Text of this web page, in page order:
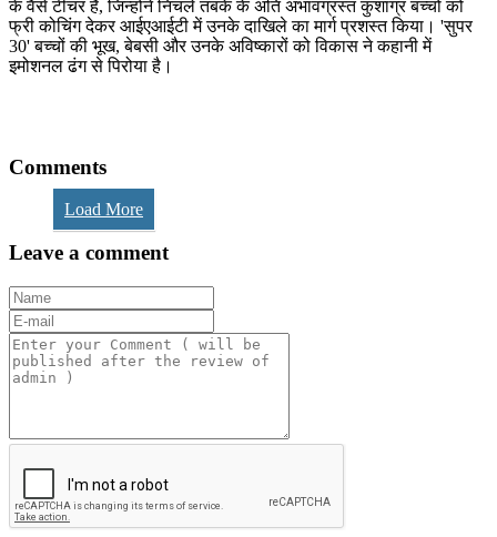
के वैसे टीचर हैं, जिन्होंने निचले तबके के अति अभावग्रस्त कुशाग्र बच्चों को
फ्री कोचिंग देकर आईएआईटी में उनके दाखिले का मार्ग प्रशस्त किया। 'सुपर
30' बच्चों की भूख, बेबसी और उनके अविष्कारों को विकास ने कहानी में
इमोशनल ढंग से पिरोया है।
Comments
Load More
Leave a comment